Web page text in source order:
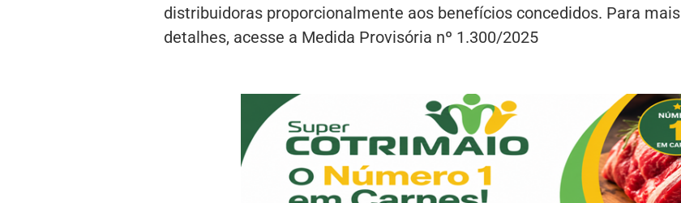
distribuidoras proporcionalmente aos benefícios concedidos. Para mais
detalhes, acesse a Medida Provisória nº 1.300/2025